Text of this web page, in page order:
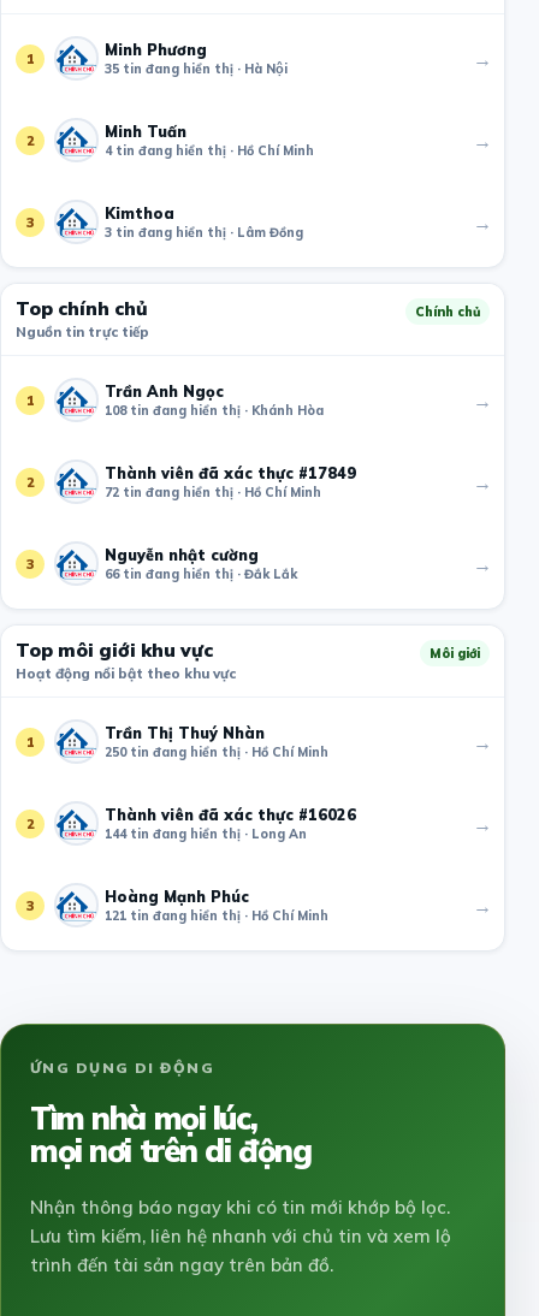
1 Minh Phương
35 tin đang hiển thị · Hà Nội →
2 Minh Tuấn
4 tin đang hiển thị · Hồ Chí Minh →
3 Kimthoa
3 tin đang hiển thị · Lâm Đồng →
Top chính chủ
Nguồn tin trực tiếp
Chính chủ
1 Trần Anh Ngọc
108 tin đang hiển thị · Khánh Hòa →
2 Thành viên đã xác thực #17849
72 tin đang hiển thị · Hồ Chí Minh →
3 Nguyễn nhật cường
66 tin đang hiển thị · Đắk Lắk →
Top môi giới khu vực
Hoạt động nổi bật theo khu vực
Môi giới
1 Trần Thị Thuý Nhàn
250 tin đang hiển thị · Hồ Chí Minh →
2 Thành viên đã xác thực #16026
144 tin đang hiển thị · Long An →
3 Hoàng Mạnh Phúc
121 tin đang hiển thị · Hồ Chí Minh →
ỨNG DỤNG DI ĐỘNG
Tìm nhà mọi lúc,
mọi nơi trên di động
Nhận thông báo ngay khi có tin mới khớp bộ lọc.
Lưu tìm kiếm, liên hệ nhanh với chủ tin và xem lộ
trình đến tài sản ngay trên bản đồ.